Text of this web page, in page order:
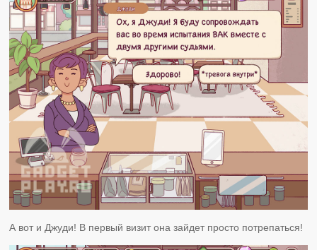
А вот и Джуди! В первый визит она зайдет просто потрепаться!